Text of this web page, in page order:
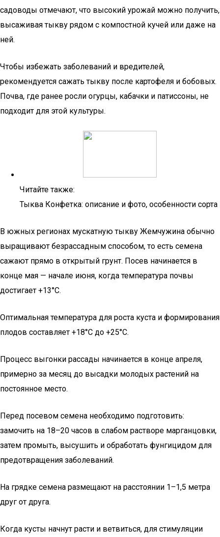
садоводы отмечают, что высокий урожай можно получить,
высаживая тыкву рядом с компостной кучей или даже на
ней.
Чтобы избежать заболеваний и вредителей,
рекомендуется сажать тыкву после картофеля и бобовых.
Почва, где ранее росли огурцы, кабачки и патиссоны, не
подходит для этой культуры.
Читайте также:
Тыква Конфетка: описание и фото, особенности сорта
В южных регионах мускатную тыкву Жемчужина обычно
выращивают безрассадным способом, то есть семена
сажают прямо в открытый грунт. Посев начинается в
конце мая — начале июня, когда температура почвы
достигает +13°C.
Оптимальная температура для роста куста и формирования
плодов составляет +18°C до +25°C.
Процесс выгонки рассады начинается в конце апреля,
примерно за месяц до высадки молодых растений на
постоянное место.
Перед посевом семена необходимо подготовить:
замочить на 18–20 часов в слабом растворе марганцовки,
затем промыть, высушить и обработать фунгицидом для
предотвращения заболеваний.
На грядке семена размещают на расстоянии 1–1,5 метра
друг от друга.
Когда кусты начнут расти и ветвиться, для стимуляции